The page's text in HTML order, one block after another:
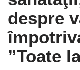
despre
”Toate